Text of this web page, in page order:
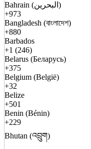
Bahrain (البحرين)
+973
Bangladesh (বাংলাদেশ)
+880
Barbados
+1 (246)
Belarus (Беларусь)
+375
Belgium (België)
+32
Belize
+501
Benin (Bénin)
+229
Bhutan (འབྲུག)